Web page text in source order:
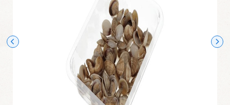
Wijn Fishwives Chardonnay
Wijn Fishwives Merlot
Wijn Fishwives Rose
Wijn Fishwives Sauvignon blanc
Wijn Les Rochers Catharaes Chardonnay
Wijn Tonno Chardonnay
Wijn Tonno Syrah
Zalmforeleitjes